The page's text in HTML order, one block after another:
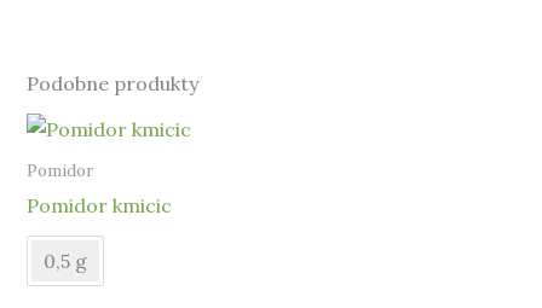
Podobne produkty
Pomidor
Pomidor kmicic
0,5 g